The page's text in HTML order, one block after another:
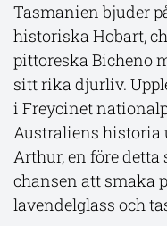
Tasmanien bjuder
historiska Hobart,
pittoreska Bicheno
sitt rika djurliv.
i Freycinet
Australiens historia
Arthur, en före
chansen att smaka
lavendelglass och
En rundresa i
Launceston och
Cataract-ravinen,
Bicheno och
Richmond, känd för
äldsta bro. En
aboriginer ger er
och ni får även
Gör hemresan till
oförglömligt
Sentosa Island bor
stränder – en
resans alla intryck.
smakrika kök,
myllrande shopping,
dagar i tropisk miljö.
lilla extra.